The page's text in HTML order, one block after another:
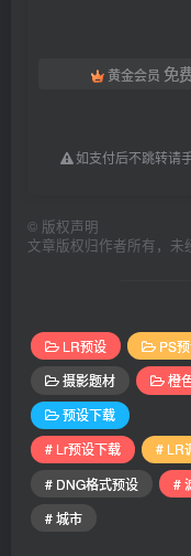
黄金会员 免
如支付后不跳转请
© 版权声明
文章版权归作者所有，未
LR预设 PS
摄影题材
橙
预设下载
# Lr预设下载
# LR
# DNG格式预设
#
# 城市